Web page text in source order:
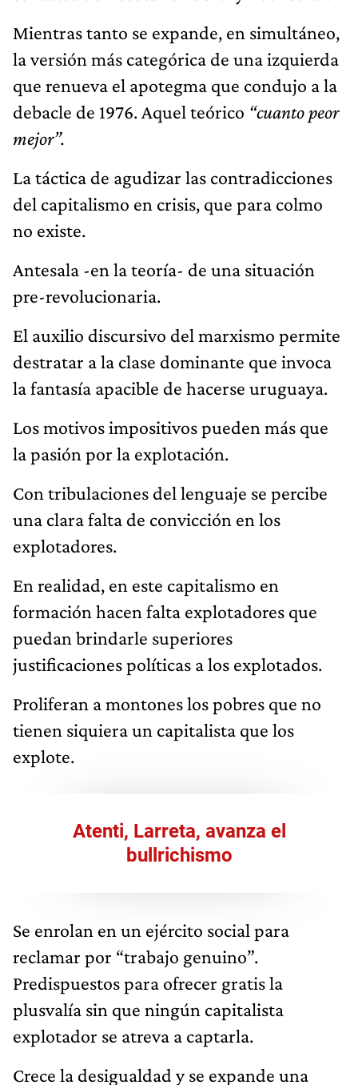
que renueva el apotegma que condujo a la
debacle de 1976. Aquel teórico “cuanto peor
mejor”.
La táctica de agudizar las contradicciones
del capitalismo en crisis, que para colmo
no existe.
Antesala -en la teoría- de una situación
pre-revolucionaria.
El auxilio discursivo del marxismo permite
destratar a la clase dominante que invoca
la fantasía apacible de hacerse uruguaya.
Los motivos impositivos pueden más que
la pasión por la explotación.
Con tribulaciones del lenguaje se percibe
una clara falta de convicción en los
explotadores.
En realidad, en este capitalismo en
formación hacen falta explotadores que
puedan brindarle superiores
justificaciones políticas a los explotados.
Proliferan a montones los pobres que no
tienen siquiera un capitalista que los
explote.
Se enrolan en un ejército social para
plusvalía sin que ningún capitalista
explotador se atreva a captarla.
Crece la desigualdad y se expande una
izquierda temible y sin explotadores que es
financiada por el Estado. Algo que nunca
logró soñar Leon Trotsky, el ideólogo